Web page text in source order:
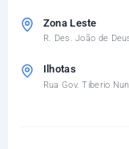
Zona Leste
R. Des. João de
Ilhotas
Rua Gov. Tiberio